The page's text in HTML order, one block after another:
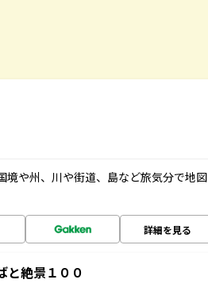
境や州、川や街道、島など旅気分で地図
詳細を見る
と絶景１００